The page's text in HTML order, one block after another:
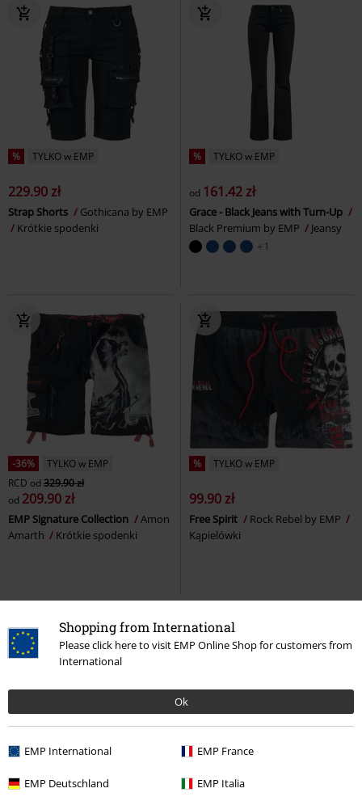
Shopping from International
Please click here to visit EMP Online Shop for customers from
International
Ok
EMP International EMP France
EMP Deutschland EMP Italia
% TYLKO w EMP
229.90 zł
Strap Shorts
Gothicana by EMP
Krótkie spodenki
% TYLKO w EMP
od 161.42 zł
Grace - Black Jeans with Turn-Up
Black Premium by EMP
Jeansy
+1
-36%
TYLKO w EMP
RCD od 329.90 zł
od 209.90 zł
EMP Signature Collection
Amon
Amarth
Krótkie spodenki
% TYLKO w EMP
99.90 zł
Free Spirit
Rock Rebel by EMP
Kąpielówki